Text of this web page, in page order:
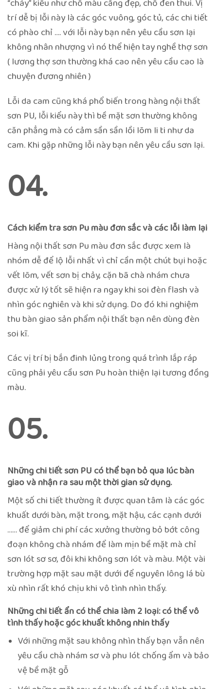
“cháy” kiểu như chỗ màu căng đẹp, chỗ đen thui. Vị
trí dễ bị lỗi này là các góc vuông, góc tủ, các chi tiết
có phào chỉ …. với lỗi này bạn nên yêu cầu sơn lại
không nhân nhượng vì nó thể hiện tay nghề thợ sơn
( lương thợ sơn thường khá cao nên yêu cầu cao là
chuyện đương nhiên )
Lỗi da cam cũng khá phổ biến trong hàng nội thất
sơn PU, lỗi kiểu này thì bề mặt sơn thường không
căn phẳng mà có cảm sần sần lồi lõm li ti như da
cam. Khi gặp những lỗi này bạn nên yêu cầu sơn lại.
04.
Cách kiểm tra sơn Pu màu đơn sắc và các lỗi làm lại
Hàng nội thất sơn Pu màu đơn sắc được xem là
nhóm dễ để lộ lỗi nhất vì chỉ cần một chút bụi hoặc
vết lõm, vết sơn bị chảy, cặn bã chà nhám chưa
được xử lý tốt sẽ hiện ra ngay khi soi đèn flash và
nhìn góc nghiên và khi sử dụng. Do đó khi nghiệm
thu bàn giao sản phẩm nội thất bạn nên dùng đèn
soi kĩ.
Các vị trí bị bắn đinh lủng trong quá trình lắp ráp
cũng phải yêu cầu sơn Pu hoàn thiện lại tương đồng
màu.
05.
Những chi tiết sơn PU có thể bạn bỏ qua lúc bàn
giao và nhận ra sau một thời gian sử dụng.
Một số chi tiết thường ít được quan tâm là các góc
khuất dưới bàn, mặt trong, mặt hậu, các cạnh dưới
…… để giảm chi phí các xưởng thường bỏ bớt công
đoạn không chà nhám để làm mịn bề mặt mà chỉ
sơn lót sơ sơ, đôi khi không sơn lót và màu. Một vài
trường hợp mặt sau mặt dưới để nguyên lông lá bù
xù nhìn rất khó chịu khi vô tình nhìn thấy.
Những chi tiết ẩn có thể chia làm 2 loại: có thể vô
tình thấy hoặc góc khuất không nhin thấy
Với những mặt sau không nhìn thấy bạn vẫn nên
yêu cầu chà nhám sơ và phu lót chống ẩm và bảo
vệ bề mặt gỗ